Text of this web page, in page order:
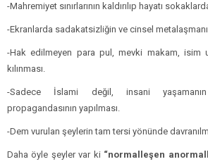
-Mahremiyet sınırlarının kaldırılıp hayatı
-Ekranlarda sadakatsizliğin ve cinsel
-Hak edilmeyen para pul, mevki makam, isim
kılınması.
-Sadece İslami değil, insani
propagandasının yapılması.
-Dem vurulan şeylerin tam tersi yönünde
Daha öyle şeyler var ki “normalleşen